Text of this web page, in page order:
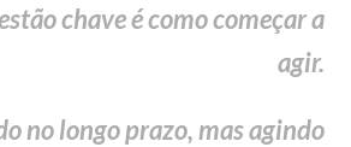
chave é como começar a
agir.
no longo prazo, mas agindo